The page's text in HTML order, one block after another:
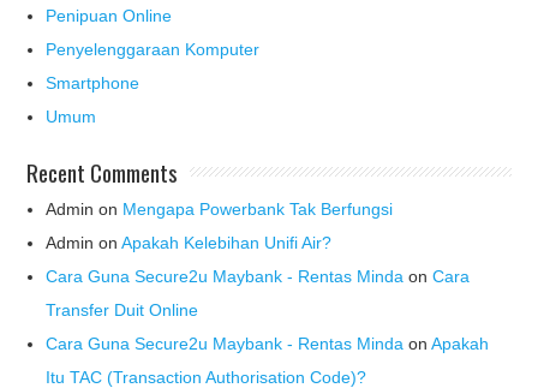
Penipuan Online
Penyelenggaraan Komputer
Smartphone
Umum
Recent Comments
Admin on Mengapa Powerbank Tak Berfungsi
Admin onApakah Kelebihan Unifi Air?
Cara Guna Secure2u Maybank - Rentas Minda onCara
Transfer Duit Online
Cara Guna Secure2u Maybank - Rentas Minda onApakah
Itu TAC (Transaction Authorisation Code)?